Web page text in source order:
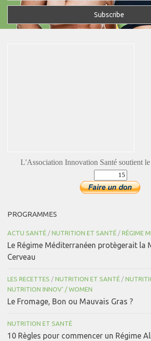
L'Association Innovation Santé soutient
PROGRAMMES
ACTU SANTÉ / NUTRITION ET SANTÉ / RÉGIME
Le Régime Méditerranéen protègerait la
Cerveau
LES RECETTES / NUTRITION ET SANTÉ /
NUTRITION INNOV' / WOMEN
Le Fromage, Bon ou Mauvais Gras ?
NUTRITION ET SANTÉ
10 Règles pour commencer un Régime